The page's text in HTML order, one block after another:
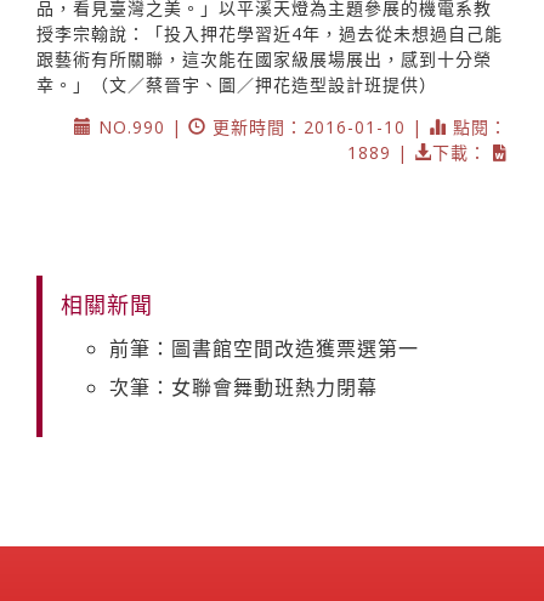
品，看見臺灣之美。」以平溪天燈為主題參展的機電系教
授李宗翰說：「投入押花學習近4年，過去從未想過自己能
跟藝術有所關聯，這次能在國家級展場展出，感到十分榮
幸。」（文／蔡晉宇、圖／押花造型設計班提供）
NO.990 |
更新時間：2016-01-10 |
點閱：
1889 |
下載：
相關新聞
前筆：圖書館空間改造獲票選第一
次筆：女聯會舞動班熱力閉幕